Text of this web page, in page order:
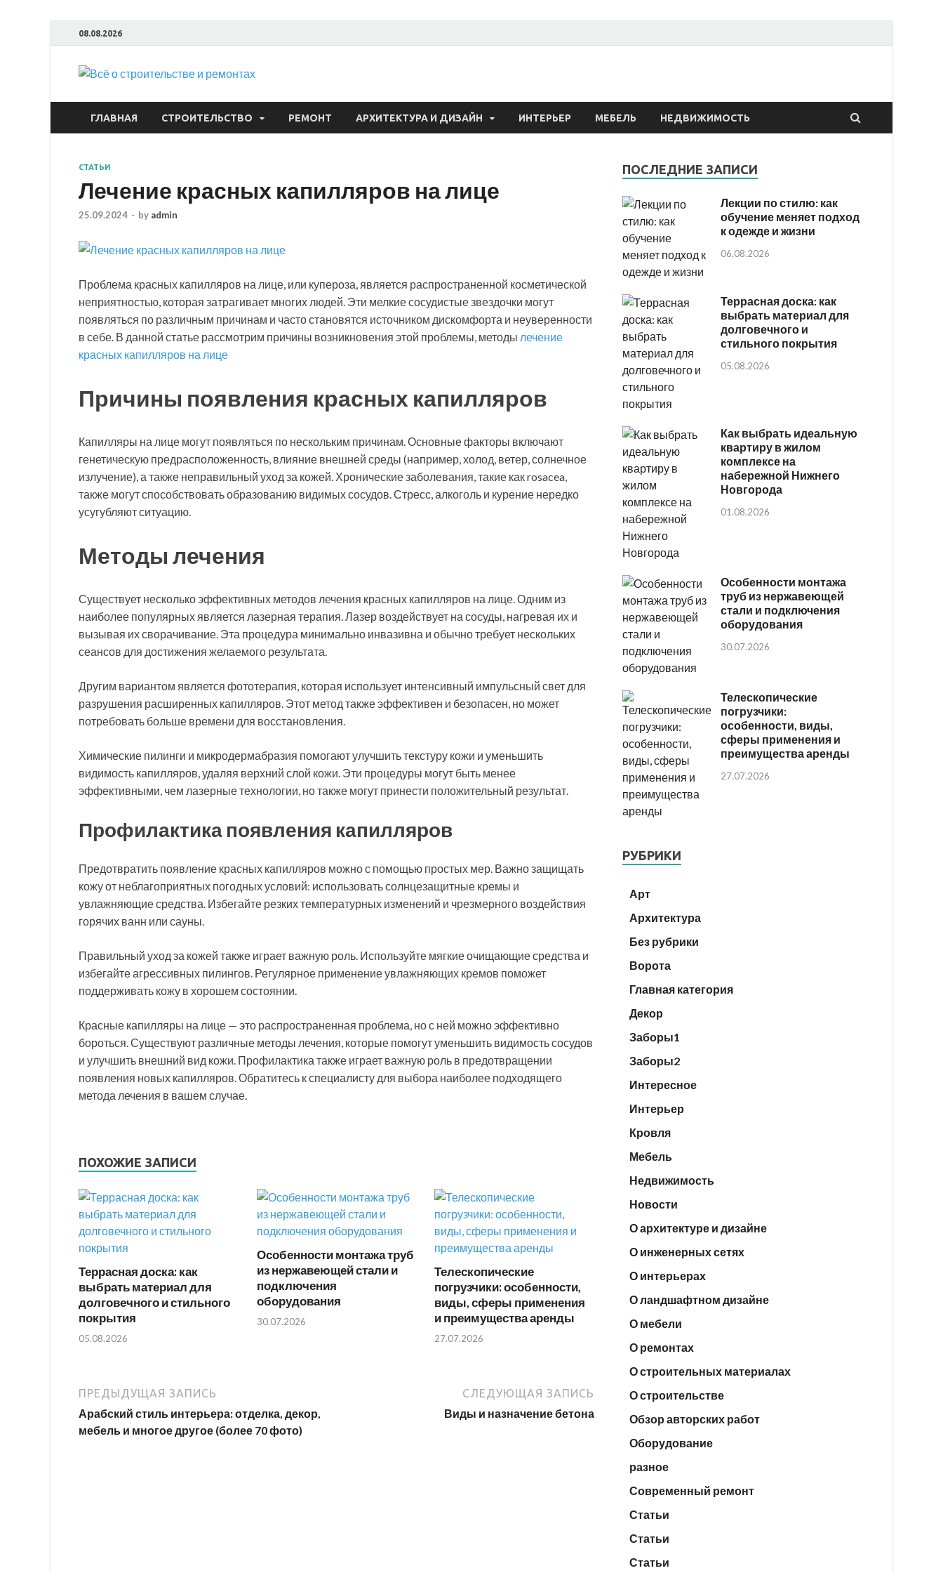
08.08.2026
Всё о строительстве и ремонтах
ГЛАВНАЯ СТРОИТЕЛЬСТВО РЕМОНТ АРХИТЕКТУРА И ДИЗАЙН ИНТЕРЬЕР МЕБЕЛЬ НЕДВИЖИМОСТЬ
СТАТЬИ
Лечение красных капилляров на лице
25.09.2024 - by admin
Проблема красных капилляров на лице, или купероза, является распространенной косметической
неприятностью, которая затрагивает многих людей. Эти мелкие сосудистые звездочки могут
появляться по различным причинам и часто становятся источником дискомфорта и неуверенности
в себе. В данной статье рассмотрим причины возникновения этой проблемы, методы лечение
красных капилляров на лице
Причины появления красных капилляров
Капилляры на лице могут появляться по нескольким причинам. Основные факторы включают
генетическую предрасположенность, влияние внешней среды (например, холод, ветер, солнечное
излучение), а также неправильный уход за кожей. Хронические заболевания, такие как rosacea,
также могут способствовать образованию видимых сосудов. Стресс, алкоголь и курение нередко
усугубляют ситуацию.
Методы лечения
Существует несколько эффективных методов лечения красных капилляров на лице. Одним из
наиболее популярных является лазерная терапия. Лазер воздействует на сосуды, нагревая их и
вызывая их сворачивание. Эта процедура минимально инвазивна и обычно требует нескольких
сеансов для достижения желаемого результата.
Другим вариантом является фототерапия, которая использует интенсивный импульсный свет для
разрушения расширенных капилляров. Этот метод также эффективен и безопасен, но может
потребовать больше времени для восстановления.
Химические пилинги и микродермабразия помогают улучшить текстуру кожи и уменьшить
видимость капилляров, удаляя верхний слой кожи. Эти процедуры могут быть менее
эффективными, чем лазерные технологии, но также могут принести положительный результат.
Профилактика появления капилляров
Предотвратить появление красных капилляров можно с помощью простых мер. Важно защищать
кожу от неблагоприятных погодных условий: использовать солнцезащитные кремы и
увлажняющие средства. Избегайте резких температурных изменений и чрезмерного воздействия
горячих ванн или сауны.
Правильный уход за кожей также играет важную роль. Используйте мягкие очищающие средства и
избегайте агрессивных пилингов. Регулярное применение увлажняющих кремов поможет
поддерживать кожу в хорошем состоянии.
Красные капилляры на лице — это распространенная проблема, но с ней можно эффективно
бороться. Существуют различные методы лечения, которые помогут уменьшить видимость сосудов
и улучшить внешний вид кожи. Профилактика также играет важную роль в предотвращении
появления новых капилляров. Обратитесь к специалисту для выбора наиболее подходящего
метода лечения в вашем случае.
ПОХОЖИЕ ЗАПИСИ
Террасная доска: как
выбрать материал для
долговечного и стильного
покрытия
05.08.2026
Особенности монтажа труб
из нержавеющей стали и
подключения
оборудования
30.07.2026
Телескопические
погрузчики: особенности,
виды, сферы применения
и преимущества аренды
27.07.2026
ПРЕДЫДУЩАЯ ЗАПИСЬ
Арабский стиль интерьера: отделка, декор,
мебель и многое другое (более 70 фото)
СЛЕДУЮЩАЯ ЗАПИСЬ
Виды и назначение бетона
ПОСЛЕДНИЕ ЗАПИСИ
Лекции по стилю: как
обучение меняет подход
к одежде и жизни
06.08.2026
Террасная доска: как
выбрать материал для
долговечного и
стильного покрытия
05.08.2026
Как выбрать идеальную
квартиру в жилом
комплексе на
набережной Нижнего
Новгорода
01.08.2026
Особенности монтажа
труб из нержавеющей
стали и подключения
оборудования
30.07.2026
Телескопические
погрузчики:
особенности, виды,
сферы применения и
преимущества аренды
27.07.2026
РУБРИКИ
Арт
Архитектура
Без рубрики
Ворота
Главная категория
Декор
Заборы1
Заборы2
Интересное
Интерьер
Кровля
Мебель
Недвижимость
Новости
О архитектуре и дизайне
О инженерных сетях
О интерьерах
О ландшафтном дизайне
О мебели
О ремонтах
О строительных материалах
О строительстве
Обзор авторских работ
Оборудование
разное
Современный ремонт
Статьи
Статьи
Статьи